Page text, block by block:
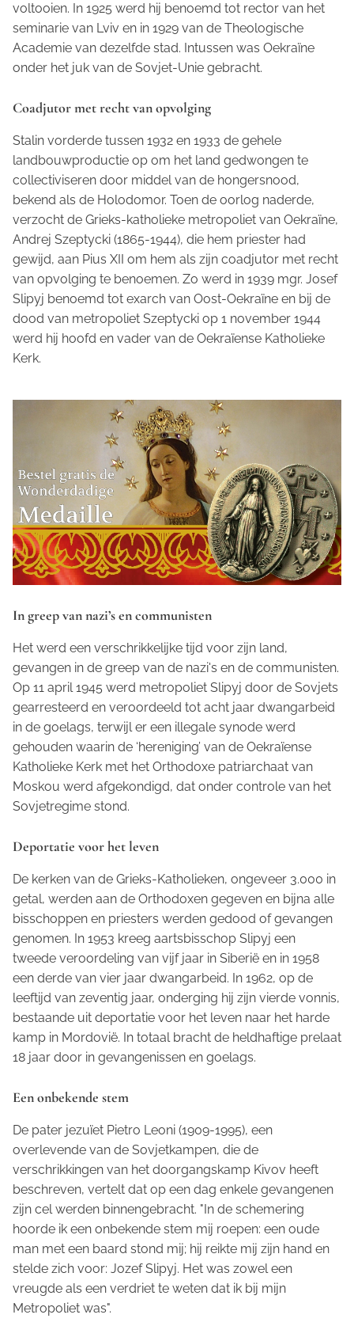
voltooien. In 1925 werd hij benoemd tot rector van het
seminarie van Lviv en in 1929 van de Theologische
Academie van dezelfde stad. Intussen was Oekraïne
onder het juk van de Sovjet-Unie gebracht.
Coadjutor met recht van opvolging
Stalin vorderde tussen 1932 en 1933 de gehele
landbouwproductie op om het land gedwongen te
collectiviseren door middel van de hongersnood,
bekend als de Holodomor. Toen de oorlog naderde,
verzocht de Grieks-katholieke metropoliet van Oekraïne,
Andrej Szeptycki (1865-1944), die hem priester had
gewijd, aan Pius XII om hem als zijn coadjutor met recht
van opvolging te benoemen. Zo werd in 1939 mgr. Josef
Slipyj benoemd tot exarch van Oost-Oekraïne en bij de
dood van metropoliet Szeptycki op 1 november 1944
werd hij hoofd en vader van de Oekraïense Katholieke
Kerk.
In greep van nazi’s en communisten
Het werd een verschrikkelijke tijd voor zijn land,
gevangen in de greep van de nazi's en de communisten.
Op 11 april 1945 werd metropoliet Slipyj door de Sovjets
gearresteerd en veroordeeld tot acht jaar dwangarbeid
in de goelags, terwijl er een illegale synode werd
gehouden waarin de ‘hereniging’ van de Oekraïense
Katholieke Kerk met het Orthodoxe patriarchaat van
Moskou werd afgekondigd, dat onder controle van het
Sovjetregime stond.
Deportatie voor het leven
De kerken van de Grieks-Katholieken, ongeveer 3.000 in
getal, werden aan de Orthodoxen gegeven en bijna alle
bisschoppen en priesters werden gedood of gevangen
genomen. In 1953 kreeg aartsbisschop Slipyj een
tweede veroordeling van vijf jaar in Siberië en in 1958
een derde van vier jaar dwangarbeid. In 1962, op de
leeftijd van zeventig jaar, onderging hij zijn vierde vonnis,
bestaande uit deportatie voor het leven naar het harde
kamp in Mordovië. In totaal bracht de heldhaftige prelaat
18 jaar door in gevangenissen en goelags.
Een onbekende stem
De pater jezuïet Pietro Leoni (1909-1995), een
overlevende van de Sovjetkampen, die de
verschrikkingen van het doorgangskamp Kivov heeft
beschreven, vertelt dat op een dag enkele gevangenen
zijn cel werden binnengebracht. "In de schemering
hoorde ik een onbekende stem mij roepen: een oude
man met een baard stond mij; hij reikte mij zijn hand en
stelde zich voor: Jozef Slipyj. Het was zowel een
vreugde als een verdriet te weten dat ik bij mijn
Metropoliet was".